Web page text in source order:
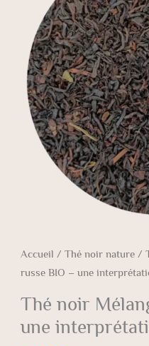
Accueil / Thé noir nature/
russe BIO – une
Thé noir
une
Mélange
russe
BIO
une
interprétation
corsée